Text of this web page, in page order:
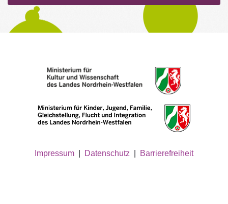
Impressum Datenschutz Barrierefreiheit